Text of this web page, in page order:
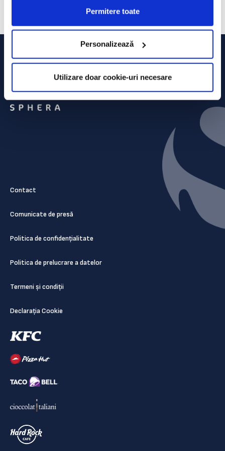
Permitere toate
Personalizează
Utilizare doar cookie-uri necesare
Burgers. Grupul operează peste 60 de unități în întreaga lume.
Contact
Comunicate de presă
Politica de confidențialitate
Politica de prelucrare a datelor
Termeni și condiții
Declarația Cookie